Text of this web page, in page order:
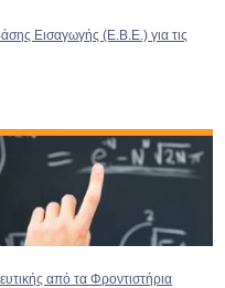
Εισαγωγής (Ε.Β.Ε.) για τις
από τα Φροντιστήρια